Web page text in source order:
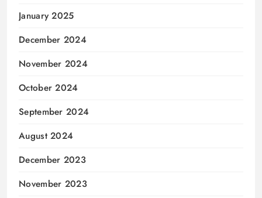
January 2025
December 2024
November 2024
October 2024
September 2024
August 2024
December 2023
November 2023